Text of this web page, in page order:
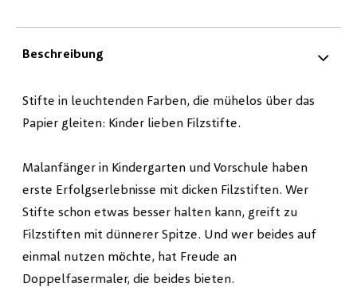
Beschreibung
Stifte in leuchtenden Farben, die mühelos über das
Papier gleiten: Kinder lieben Filzstifte.
Malanfänger in Kindergarten und Vorschule haben
erste Erfolgserlebnisse mit dicken Filzstiften. Wer
Stifte schon etwas besser halten kann, greift zu
Filzstiften mit dünnerer Spitze. Und wer beides auf
einmal nutzen möchte, hat Freude an
Doppelfasermaler, die beides bieten.